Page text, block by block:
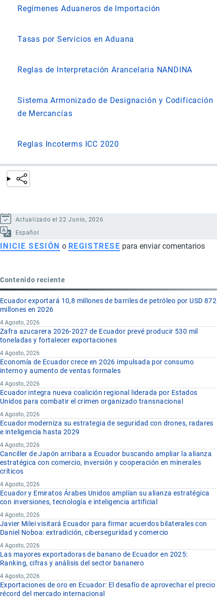
Regímenes Aduaneros de Importación
Tasas por Servicios en Aduana
Reglas de Interpretación Arancelaria NANDINA
Sistema Armonizado de Designación y Codificación
de Mercancías
Reglas Incoterms ICC 2020
Actualizado el 22 Junio, 2026
Español
INICIE SESIÓN o REGISTRESE para enviar comentarios
Contenido reciente
Ecuador exportará 10,8 millones de barriles de petróleo por USD 872
millones en 2026
4 Agosto, 2026
Zafra azucarera 2026-2027 de Ecuador prevé producir 530 mil
toneladas y fortalecer exportaciones
4 Agosto, 2026
Economía de Ecuador crece en 2026 impulsada por consumo
interno y aumento de ventas formales
4 Agosto, 2026
Ecuador integra nueva coalición regional liderada por Estados
Unidos para combatir el crimen organizado transnacional
4 Agosto, 2026
Ecuador moderniza su estrategia de seguridad con drones, radares
e inteligencia hasta 2029
4 Agosto, 2026
Canciller de Japón arribara a Ecuador buscando ampliar la alianza
estratégica con comercio, inversión y cooperación en minerales
críticos
4 Agosto, 2026
Ecuador y Emiratos Árabes Unidos amplían su alianza estratégica
con inversiones, tecnología e inteligencia artificial
4 Agosto, 2026
Javier Milei visitará Ecuador para firmar acuerdos bilaterales con
Daniel Noboa: extradición, ciberseguridad y comercio
4 Agosto, 2026
Las mayores exportadoras de banano de Ecuador en 2025:
Ranking, cifras y análisis del sector bananero
4 Agosto, 2026
Exportaciones de oro en Ecuador: El desafío de aprovechar el precio
récord del mercado internacional